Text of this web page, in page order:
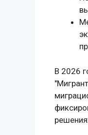
В 2026